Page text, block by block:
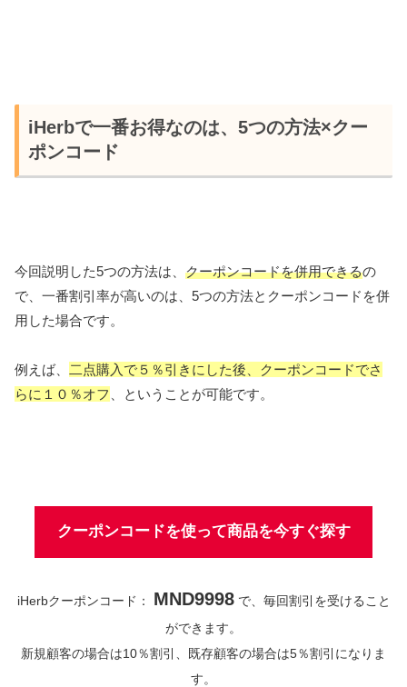
iHerbで一番お得なのは、5つの方法×クー
ポンコード
今回説明した5つの方法は、 クーポンコードを併用できるの
で、一番割引率が高いのは、5つの方法とクーポンコードを併
用した場合です。
例えば、
二点購入で５％引きにした後、クーポンコードでさ
らに１０％オフ
、ということが可能です。
クーポンコードを使って商品を今すぐ探す
iHerbクーポンコード： MND9998で、毎回割引を受けること
ができます。
新規顧客の場合は10％割引、既存顧客の場合は5％割引になりま
す。